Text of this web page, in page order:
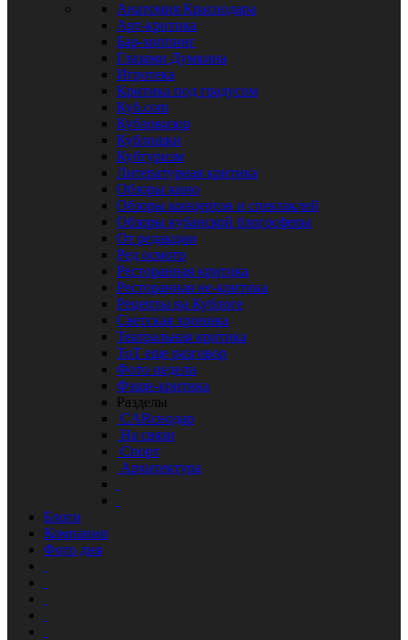
Анатомия Краснодара
Арт-критика
Бар-хоппинг
Глазами Думкина
Игротека
Критика под градусом
Куб.com
Кубловизор
Кублошки
Кубтуризм
Литературная критика
Обзоры кино
Обзоры концертов и спектаклей
Обзоры кубанской блогосферы
От редакции
Ред осмотр
Ресторанная критика
Ресторанная не-критика
Рецепты на Кублоге
Светская хроника
Театральная критика
ТоТ еще разговор
Фото недели
Фэшн-критика
Разделы
CARснодар
На связи
Спорт
Архитектура
Блоги
Компании
Фото дня